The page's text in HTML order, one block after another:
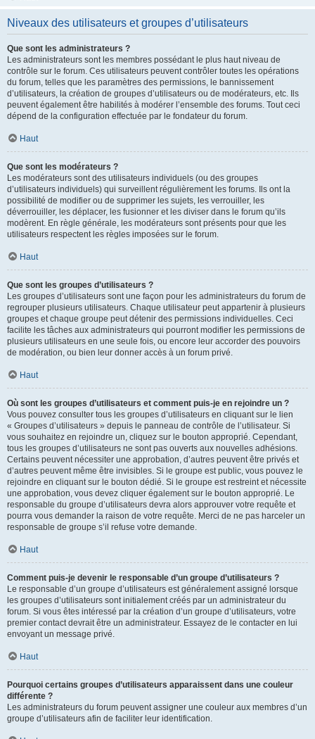
Niveaux des utilisateurs et groupes d’utilisateurs
Que sont les administrateurs ?
Les administrateurs sont les membres possédant le plus haut niveau de
contrôle sur le forum. Ces utilisateurs peuvent contrôler toutes les opérations
du forum, telles que les paramètres des permissions, le bannissement
d’utilisateurs, la création de groupes d’utilisateurs ou de modérateurs, etc. Ils
peuvent également être habilités à modérer l’ensemble des forums. Tout ceci
dépend de la configuration effectuée par le fondateur du forum.
Haut
Que sont les modérateurs ?
Les modérateurs sont des utilisateurs individuels (ou des groupes
d’utilisateurs individuels) qui surveillent régulièrement les forums. Ils ont la
possibilité de modifier ou de supprimer les sujets, les verrouiller, les
déverrouiller, les déplacer, les fusionner et les diviser dans le forum qu’ils
modèrent. En règle générale, les modérateurs sont présents pour que les
utilisateurs respectent les règles imposées sur le forum.
Haut
Que sont les groupes d’utilisateurs ?
Les groupes d’utilisateurs sont une façon pour les administrateurs du forum de
regrouper plusieurs utilisateurs. Chaque utilisateur peut appartenir à plusieurs
groupes et chaque groupe peut détenir des permissions individuelles. Ceci
facilite les tâches aux administrateurs qui pourront modifier les permissions de
plusieurs utilisateurs en une seule fois, ou encore leur accorder des pouvoirs
de modération, ou bien leur donner accès à un forum privé.
Haut
Où sont les groupes d’utilisateurs et comment puis-je en rejoindre un ?
Vous pouvez consulter tous les groupes d’utilisateurs en cliquant sur le lien
« Groupes d’utilisateurs » depuis le panneau de contrôle de l’utilisateur. Si
vous souhaitez en rejoindre un, cliquez sur le bouton approprié. Cependant,
tous les groupes d’utilisateurs ne sont pas ouverts aux nouvelles adhésions.
Certains peuvent nécessiter une approbation, d’autres peuvent être privés et
d’autres peuvent même être invisibles. Si le groupe est public, vous pouvez le
rejoindre en cliquant sur le bouton dédié. Si le groupe est restreint et nécessite
une approbation, vous devez cliquer également sur le bouton approprié. Le
responsable du groupe d’utilisateurs devra alors approuver votre requête et
pourra vous demander la raison de votre requête. Merci de ne pas harceler un
responsable de groupe s’il refuse votre demande.
Haut
Comment puis-je devenir le responsable d’un groupe d’utilisateurs ?
Le responsable d’un groupe d’utilisateurs est généralement assigné lorsque
les groupes d’utilisateurs sont initialement créés par un administrateur du
forum. Si vous êtes intéressé par la création d’un groupe d’utilisateurs, votre
premier contact devrait être un administrateur. Essayez de le contacter en lui
envoyant un message privé.
Haut
Pourquoi certains groupes d’utilisateurs apparaissent dans une couleur
différente ?
Les administrateurs du forum peuvent assigner une couleur aux membres d’un
groupe d’utilisateurs afin de faciliter leur identification.